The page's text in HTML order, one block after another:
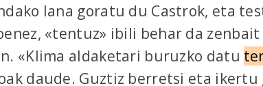
lana goratu du Castrok, eta
«tentuz» ibili behar da
«Klima aldaketari buruzko datu
daude. Guztiz berretsi eta ikertu